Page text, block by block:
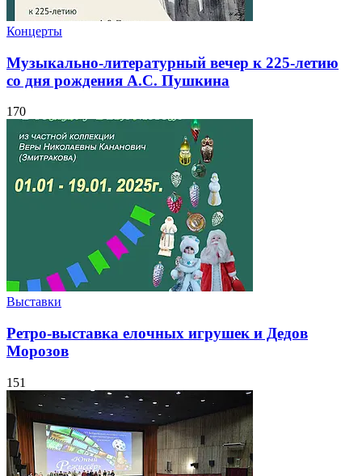
Концерты
Музыкально-литературный вечер к 225-летию
со дня рождения А.С. Пушкина
170
Выставки
Ретро-выставка елочных игрушек и Дедов
Морозов
151